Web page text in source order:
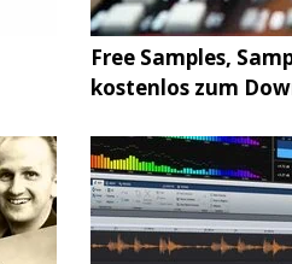
Free Samples,
kostenlos zum